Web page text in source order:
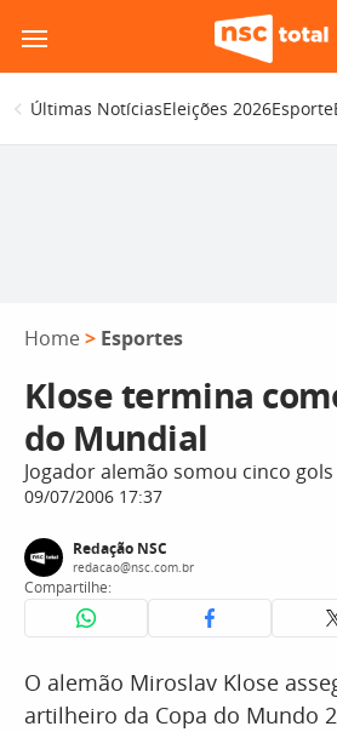
para
o
conteúdo
Últimas NotíciasEleições 2026Esporte
Home > Esportes
Klose termina
do Mundial
Jogador alemão somou cinco
09/07/2006 17:37
Redação NSC
redacao@nsc.com.br
Compartilhe:
O alemão Miroslav Klose
artilheiro da Copa do Mundo